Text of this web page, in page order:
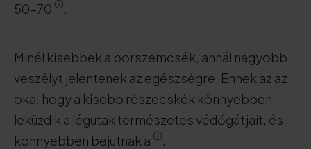
50-70
.
Minél kisebbek a porszemcsék, annál nagyobb
veszélyt jelentenek az egészségre. Ennek az az
oka, hogy a kisebb részecskék könnyebben
leküzdik a légutak természetes védőgátjait, és
könnyebben bejutnak a
.